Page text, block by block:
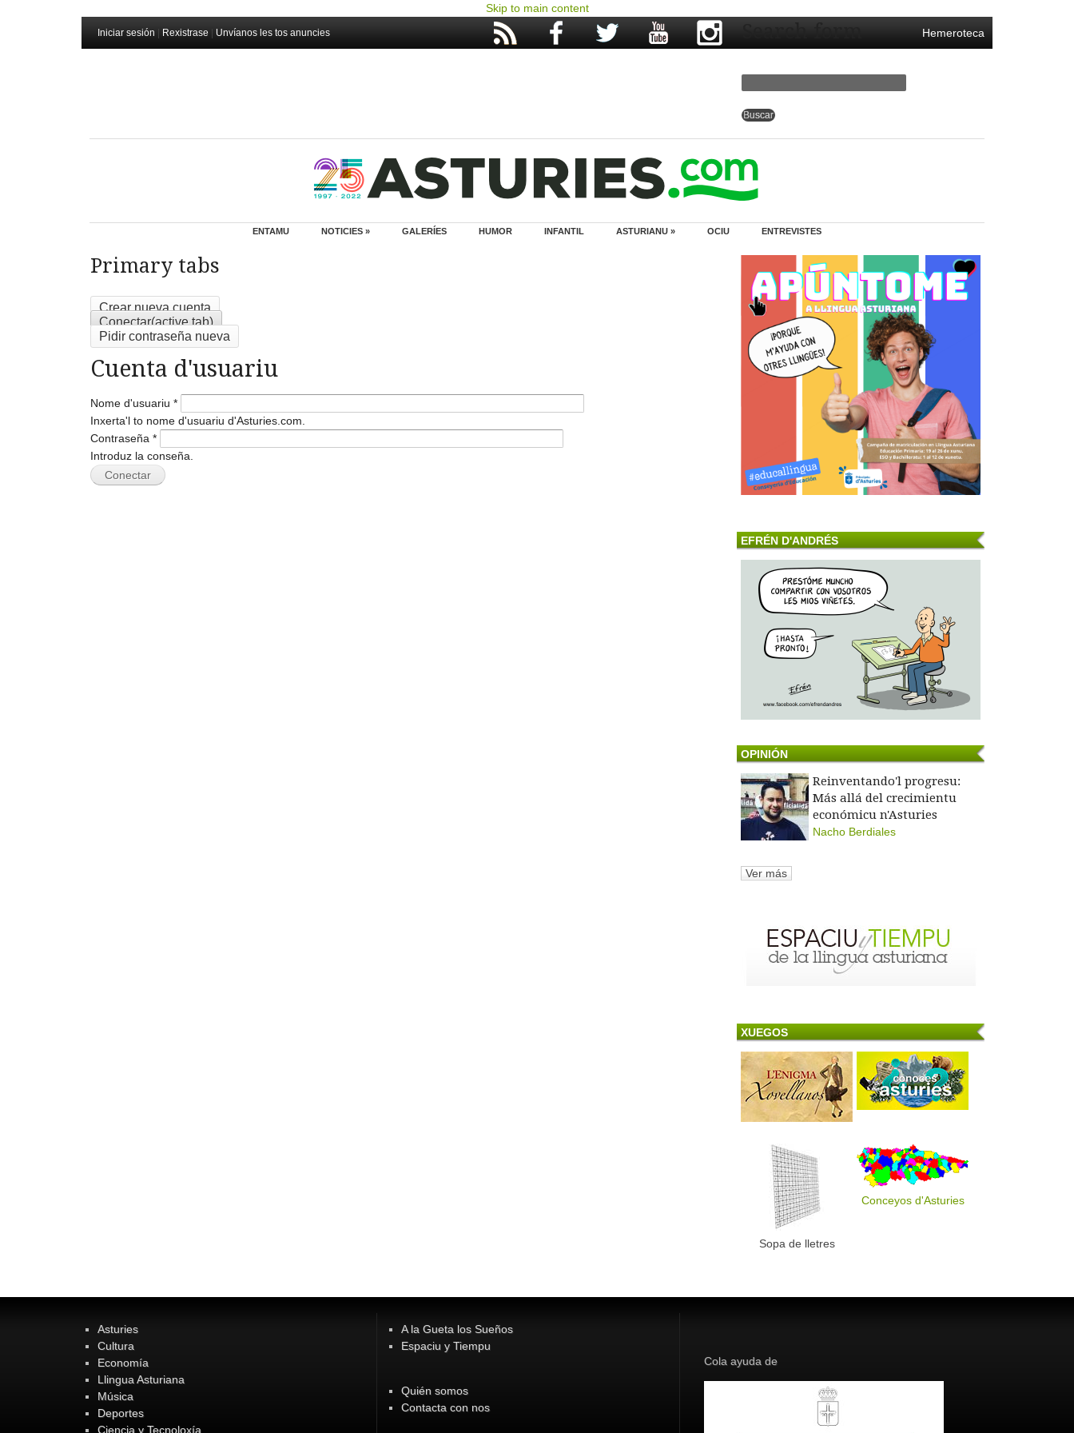
Skip to main content
Iniciar sesión Rexistrase Unvíanos les tos anuncies Hemeroteca
Search form
ENTAMU NOTICIES » GALERÍES HUMOR INFANTIL ASTURIANU » OCIU ENTREVISTES
Primary tabs
Crear nueva cuenta
Conectar(active tab)
Pidir contraseña nueva
Cuenta d'usuariu
Nome d'usuariu *
Inxerta'l to nome d'usuariu d'Asturies.com.
Contraseña *
Introduz la conseña.
EFRÉN D'ANDRÉS
OPINIÓN
Reinventando'l progresu:
Más allá del crecimientu
económicu n'Asturies
Nacho Berdiales
Ver más
XUEGOS
Sopa de lletres
Conceyos d'Asturies
Asturies
Cultura
Economía
Llingua Asturiana
Música
Deportes
Ciencia y Tecnoloxía
A la Gueta los Sueños
Espaciu y Tiempu
Quién somos
Contacta con nos
Cola ayuda de